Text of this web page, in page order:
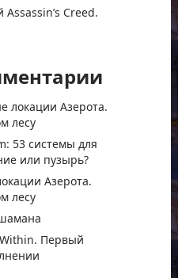
Creed.
локации Азерота.
лесу
53 системы для
или пузырь?
Азерота.
лесу
Первый